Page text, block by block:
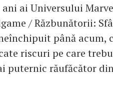
ai Universului
/ Răzbunătorii:
până acum,
riscuri pe care
puternic răufăcător